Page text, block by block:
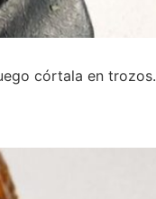
córtala en trozos.